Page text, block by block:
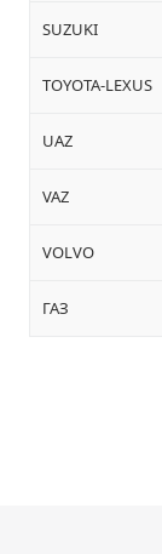
SUZUKI
TOYOTA-LEXUS
UAZ
VAZ
VOLVO
ГАЗ